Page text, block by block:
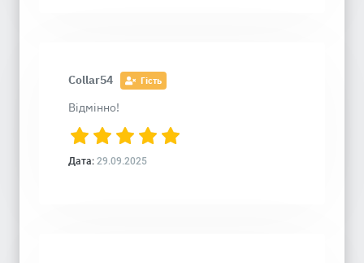
Collar54 Гість
Відмінно!
Дата: 29.09.2025